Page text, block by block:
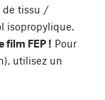
de tissu /
isopropylique.
film FEP ! Pour
utilisez un